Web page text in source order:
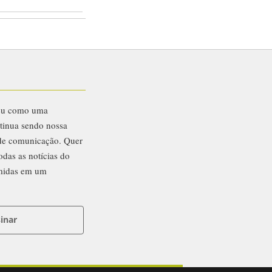
como uma
sendo nossa
comunicação. Quer
as notícias do
em um